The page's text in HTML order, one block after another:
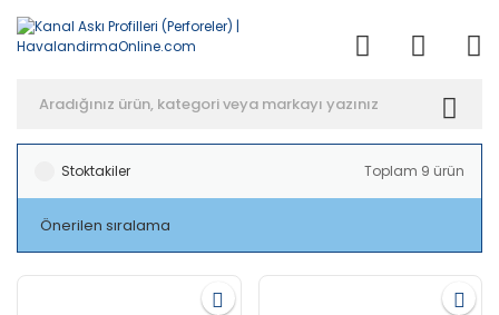
Stoktakiler Toplam 9 ürün